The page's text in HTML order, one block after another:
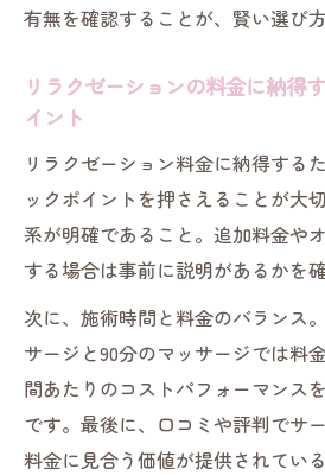
有無を確認することが、賢い選び
リラクゼーションの料金に納得
イント
リラクゼーション料金に納得する
ックポイントを押さえることが大
系が明確であること。追加料金や
する場合は事前に説明があるかを
次に、施術時間と料金のバランス
サージと90分のマッサージでは料
間あたりのコストパフォーマンス
です。最後に、口コミや評判でサ
料金に見合う価値が提供されてい